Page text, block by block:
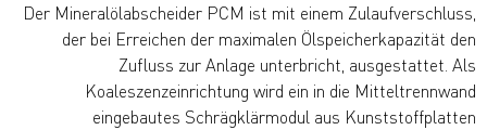
Der Mineralölabscheider PCM ist mit einem Zulaufverschluss,
der bei Erreichen der maximalen Ölspeicherkapazität den
Zufluss zur Anlage unterbricht, ausgestattet. Als
Koaleszenzeinrichtung wird ein in die Mitteltrennwand
eingebautes Schrägklärmodul aus Kunststoffplatten